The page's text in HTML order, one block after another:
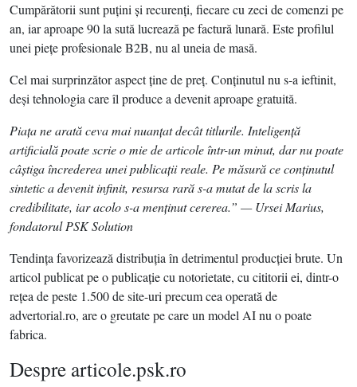
Cumpărătorii sunt puţini şi recurenţi, fiecare cu zeci de comenzi pe
an, iar aproape 90 la sută lucrează pe factură lunară. Este profilul
unei pieţe profesionale B2B, nu al uneia de masă.
Cel mai surprinzător aspect ţine de preţ. Conţinutul nu s-a ieftinit,
deşi tehnologia care îl produce a devenit aproape gratuită.
Piaţa ne arată ceva mai nuanţat decât titlurile. Inteligenţă
artificială poate scrie o mie de articole într-un minut, dar nu poate
câştiga încrederea unei publicaţii reale. Pe măsură ce conţinutul
sintetic a devenit infinit, resursa rară s-a mutat de la scris la
credibilitate, iar acolo s-a menţinut cererea.” — Ursei Marius,
fondatorul PSK Solution
Tendinţa favorizează distribuţia în detrimentul producţiei brute. Un
articol publicat pe o publicaţie cu notorietate, cu cititorii ei, dintr-o
reţea de peste 1.500 de site-uri precum cea operată de
advertorial.ro, are o greutate pe care un model AI nu o poate
fabrica.
Despre articole.psk.ro